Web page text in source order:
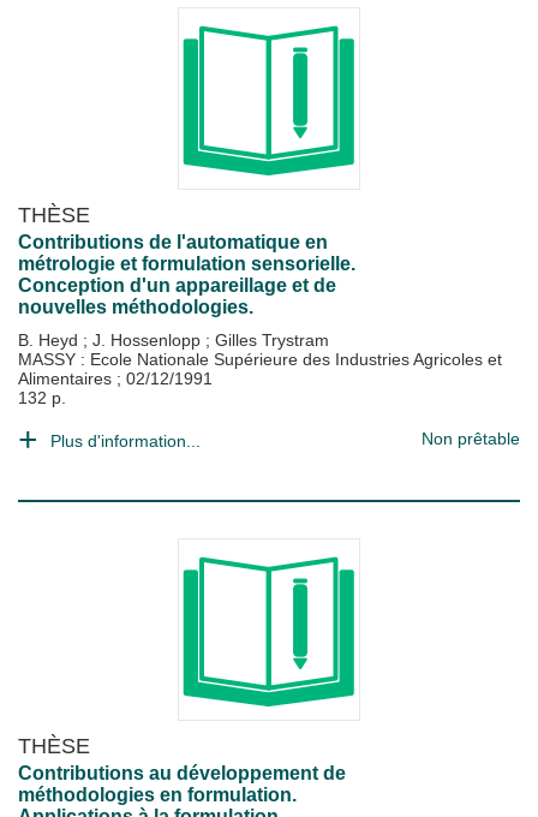
THÈSE
Contributions de l'automatique en
métrologie et formulation sensorielle.
Conception d'un appareillage et de
nouvelles méthodologies.
B. Heyd ; J. Hossenlopp ; Gilles Trystram
MASSY : Ecole Nationale Supérieure des Industries Agricoles et
Alimentaires ; 02/12/1991
132 p.
Plus d'information... Non prêtable
THÈSE
Contributions au développement de
méthodologies en formulation.